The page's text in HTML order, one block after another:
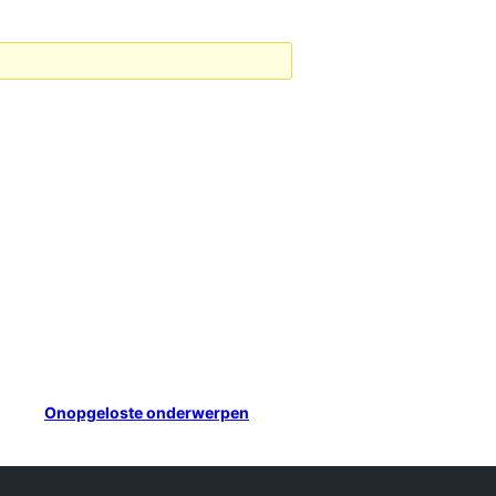
Onopgeloste onderwerpen